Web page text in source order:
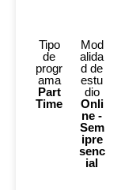
Tipo
de
progr
ama
Part
Time
Mod
alida
d de
estu
dio
Onli
ne -
Sem
ipre
senc
ial